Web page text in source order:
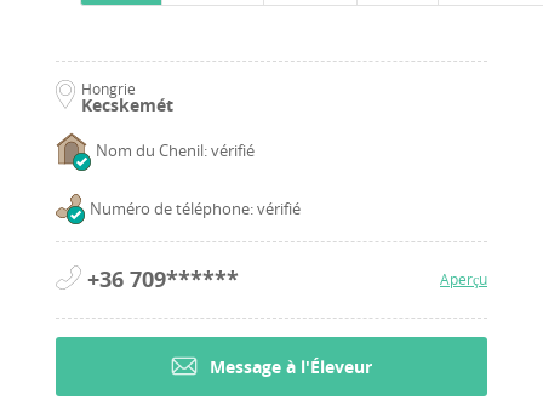
Hongrie
Kecskemét
Nom du Chenil: vérifié
Numéro de téléphone: vérifié
+36 709****** Aperçu
Message à l'Éleveur